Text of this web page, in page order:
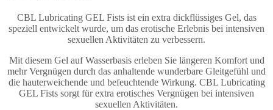
CBL Lubricating GEL Fists ist ein extra dickflüssiges Gel, das
speziell entwickelt wurde, um das erotische Erlebnis bei intensiven
sexuellen Aktivitäten zu verbessern.
Mit diesem Gel auf Wasserbasis erleben Sie längeren Komfort und
mehr Vergnügen durch das anhaltende wunderbare Gleitgefühl und
die hauterweichende und befeuchtende Wirkung. CBL Lubricating
GEL Fists sorgt für extra erotisches Vergnügen bei intensiven
sexuellen Aktivitäten.